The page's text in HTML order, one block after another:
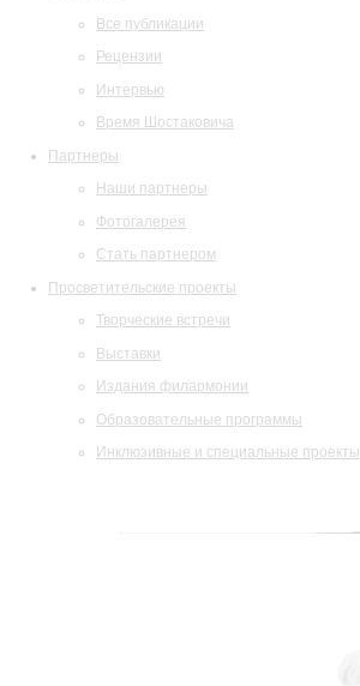
Все публикации
Рецензии
Интервью
Время Шостаковича
Партнеры
Наши партнеры
Фотогалерея
Стать партнером
Просветительские проекты
Творческие встречи
Выставки
Издания филармонии
Образовательные программы
Инклюзивные и специальные проекты